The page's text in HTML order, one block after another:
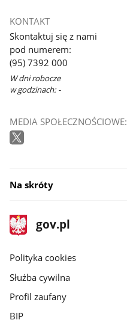
KONTAKT
Skontaktuj się z nami
pod numerem:
(95) 7392 000
W dni robocze
w godzinach: -
MEDIA SPOŁECZNOŚCIOWE:
Na skróty
stopka
gov.pl
Strona
gov.pl
gov.pl
Polityka cookies
Służba cywilna
Profil zaufany
BIP